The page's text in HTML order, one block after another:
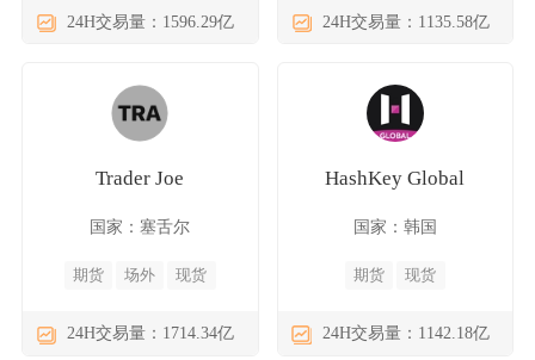
24H交易量：1596.29亿 24H交易量：1135.58亿
Trader Joe
国家：塞舌尔
期货 场外 现货
24H交易量：1714.34亿
HashKey Global
国家：韩国
期货 现货
24H交易量：1142.18亿